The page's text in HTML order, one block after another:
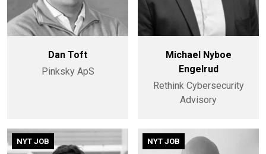
Dan Toft
Pinksky ApS
Michael Nyboe
Engelrud
Rethink Cybersecurity
Advisory
NYT JOB NYT JOB